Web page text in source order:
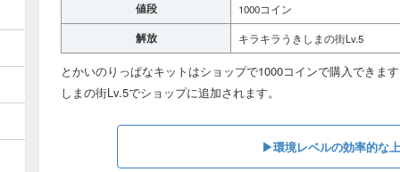
値段 1000コイン
解放 キラキラうきしまの街Lv.5
とかいのりっぱなキットはショップで1000コインで購入できま
しまの街Lv.5でショップに追加されます。
▶︎環境レベルの効率的な